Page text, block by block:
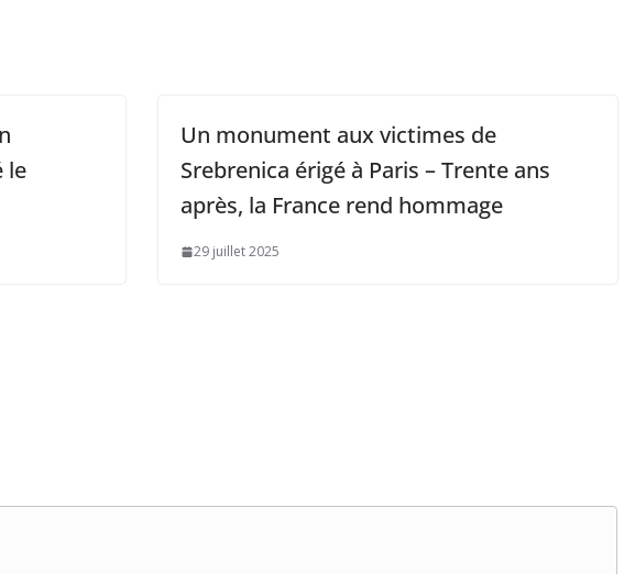
le
Un monument aux victimes de
Srebrenica érigé à Paris – Trente ans
après, la France rend hommage
29 juillet 2025